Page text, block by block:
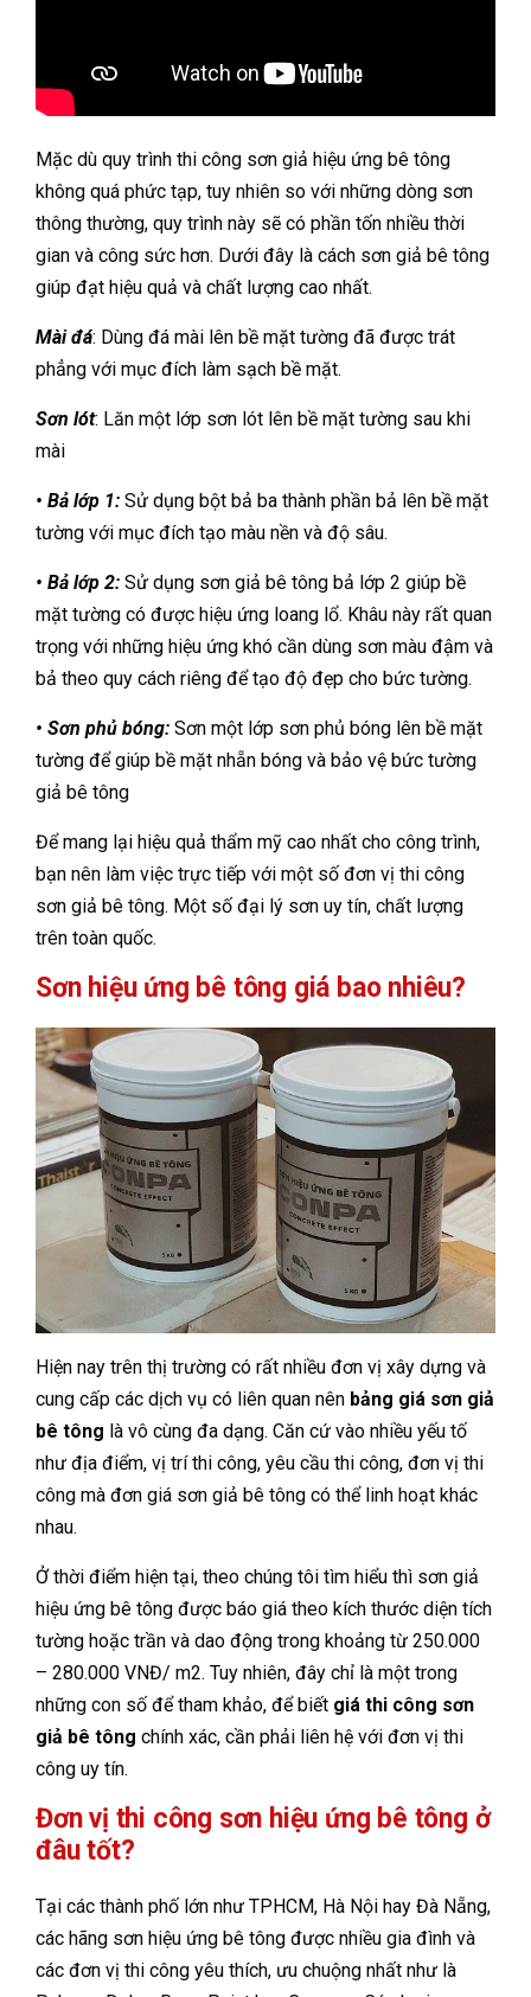
Mặc dù quy trình thi công sơn giả hiệu ứng bê tông
không quá phức tạp, tuy nhiên so với những dòng sơn
thông thường, quy trình này sẽ có phần tốn nhiều thời
gian và công sức hơn. Dưới đây là cách sơn giả bê tông
giúp đạt hiệu quả và chất lượng cao nhất.
Mài đá: Dùng đá mài lên bề mặt tường đã được trát
phẳng với mục đích làm sạch bề mặt.
Sơn lót: Lăn một lớp sơn lót lên bề mặt tường sau khi
mài
• Bả lớp 1: Sử dụng bột bả ba thành phần bả lên bề mặt
tường với mục đích tạo màu nền và độ sâu.
• Bả lớp 2: Sử dụng sơn giả bê tông bả lớp 2 giúp bề
mặt tường có được hiệu ứng loang lổ. Khâu này rất quan
trọng với những hiệu ứng khó cần dùng sơn màu đậm và
bả theo quy cách riêng để tạo độ đẹp cho bức tường.
• Sơn phủ bóng: Sơn một lớp sơn phủ bóng lên bề mặt
tường để giúp bề mặt nhẵn bóng và bảo vệ bức tường
giả bê tông
Để mang lại hiệu quả thẩm mỹ cao nhất cho công trình,
bạn nên làm việc trực tiếp với một số đơn vị thi công
sơn giả bê tông. Một số đại lý sơn uy tín, chất lượng
trên toàn quốc.
Sơn hiệu ứng bê tông giá bao nhiêu?
Hiện nay trên thị trường có rất nhiều đơn vị xây dựng và
cung cấp các dịch vụ có liên quan nên bảng giá sơn giả
bê tông là vô cùng đa dạng. Căn cứ vào nhiều yếu tố
như địa điểm, vị trí thi công, yêu cầu thi công, đơn vị thi
công mà đơn giá sơn giả bê tông có thể linh hoạt khác
nhau.
Ở thời điểm hiện tại, theo chúng tôi tìm hiểu thì sơn giả
hiệu ứng bê tông được báo giá theo kích thước diện tích
tường hoặc trần và dao động trong khoảng từ 250.000
– 280.000 VNĐ/ m2. Tuy nhiên, đây chỉ là một trong
những con số để tham khảo, để biết giá thi công sơn
giả bê tông chính xác, cần phải liên hệ với đơn vị thi
công uy tín.
Đơn vị thi công sơn hiệu ứng bê tông ở
đâu tốt?
Tại các thành phố lớn như TPHCM, Hà Nội hay Đà Nẵng,
các hãng sơn hiệu ứng bê tông được nhiều gia đình và
các đơn vị thi công yêu thích, ưu chuộng nhất như là